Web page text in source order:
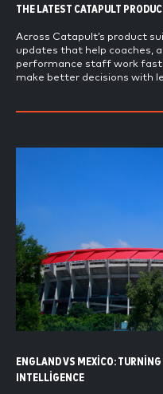
THE LATEST CATAPULT
Across Catapult’s product
updates that help coaches,
performance staff work
make better decisions with
ENGLAND VS MEXICO:
INTELLIGENCE